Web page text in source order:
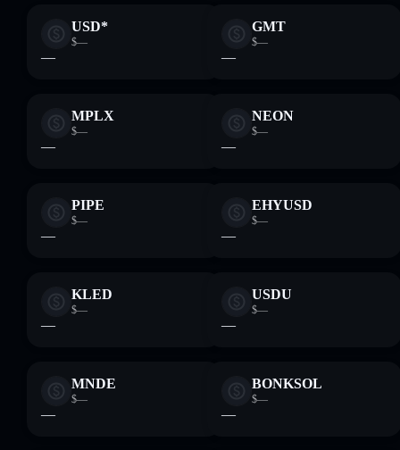
USD*
$—
—
GMT
$—
—
MPLX
$—
—
NEON
$—
—
PIPE
$—
—
EHYUSD
$—
—
KLED
$—
—
USDU
$—
—
MNDE
$—
—
BONKSOL
$—
—